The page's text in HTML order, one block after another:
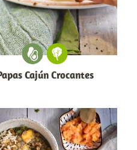
Cajún Crocantes